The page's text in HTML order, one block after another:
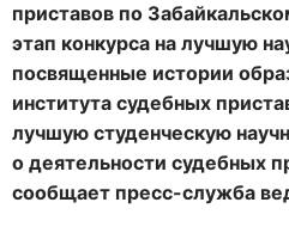
приставов по
этап конкурса на лучшую
посвященные истории
института судебных
лучшую студенческую
о деятельности судебных
сообщает пресс-служба